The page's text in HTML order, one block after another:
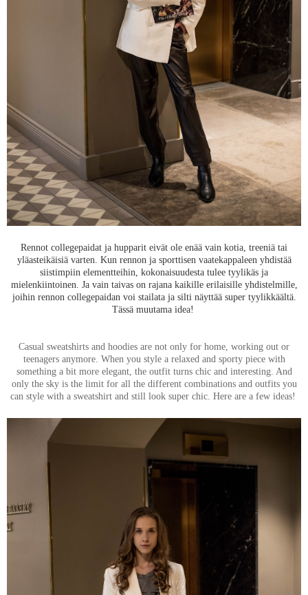
Rennot collegepaidat ja hupparit eivät ole enää vain kotia, treeniä tai
yläasteikäisiä varten. Kun rennon ja sporttisen vaatekappaleen yhdistää
siistimpiin elementteihin, kokonaisuudesta tulee tyylikäs ja
mielenkiintoinen. Ja vain taivas on rajana kaikille erilaisille yhdistelmille,
joihin rennon collegepaidan voi stailata ja silti näyttää super tyylikkäältä.
Tässä muutama idea!
Casual sweatshirts and hoodies are not only for home, working out or
teenagers anymore. When you style a relaxed and sporty piece with
something a bit more elegant, the outfit turns chic and interesting. And
only the sky is the limit for all the different combinations and outfits you
can style with a sweatshirt and still look super chic. Here are a few ideas!